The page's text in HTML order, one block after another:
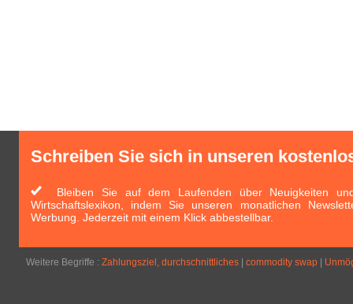
Schreiben Sie sich in unseren
Bleiben Sie auf dem Laufenden über Neuigkeiten
Wirtschaftslexikon, indem Sie unseren monatlichen
Werbung. Jederzeit mit einem Klick abbestellbar.
Weitere Begriffe : Zahlungsziel, durchschnittliches commodity swap